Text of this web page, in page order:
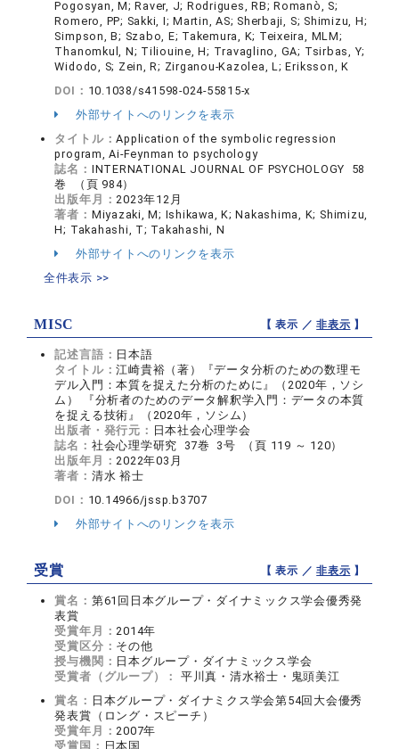
Pogosyan, M; Raver, J; Rodrigues, RB; Romanò, S;
Romero, PP; Sakki, I; Martin, AS; Sherbaji, S; Shimizu, H;
Simpson, B; Szabo, E; Takemura, K; Teixeira, MLM;
Thanomkul, N; Tiliouine, H; Travaglino, GA; Tsirbas, Y;
Widodo, S; Zein, R; Zirganou-Kazolea, L; Eriksson, K
DOI： 10.1038/s41598-024-55815-x
外部サイトへのリンクを表示
タイトル：Application of the symbolic regression
program, Ai-Feynman to psychology
誌名： INTERNATIONAL JOURNAL OF PSYCHOLOGY 58
巻 （頁 984）
出版年月：2023年12月
著者： Miyazaki, M; Ishikawa, K; Nakashima, K; Shimizu,
H; Takahashi, T; Takahashi, N
外部サイトへのリンクを表示
全件表示 >>
MISC 【 表示 ／非表示 】
記述言語： 日本語
タイトル：江崎貴裕（著）『データ分析のための数理モ
デル入門：本質を捉えた分析のために』（2020年，ソシ
ム） 『分析者のためのデータ解釈学入門：データの本質
を捉える技術』（2020年，ソシム）
出版者・発行元： 日本社会心理学会
誌名： 社会心理学研究 37巻 3号 （頁 119 ～ 120）
出版年月：2022年03月
著者： 清水 裕士
DOI： 10.14966/jssp.b3707
外部サイトへのリンクを表示
受賞 【 表示 ／非表示 】
賞名： 第61回日本グループ・ダイナミックス学会優秀発
表賞
受賞年月：2014年
受賞区分： その他
授与機関： 日本グループ・ダイナミックス学会
受賞者（グループ）：
平川真・清水裕士・鬼頭美江
賞名： 日本グループ・ダイナミクス学会第54回大会優秀
発表賞（ロング・スピーチ）
受賞年月：2007年
受賞国： 日本国